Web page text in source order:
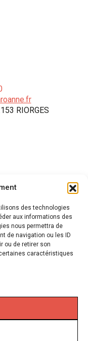
des technologies
aux informations des
nous permettra de
de navigation ou les ID
ou de retirer son
caractéristiques
RIORGES
champs requis
notre newsletter
ici leur politique de
en cliquant sur le lien en pied
visiternotre politique de
et de retours